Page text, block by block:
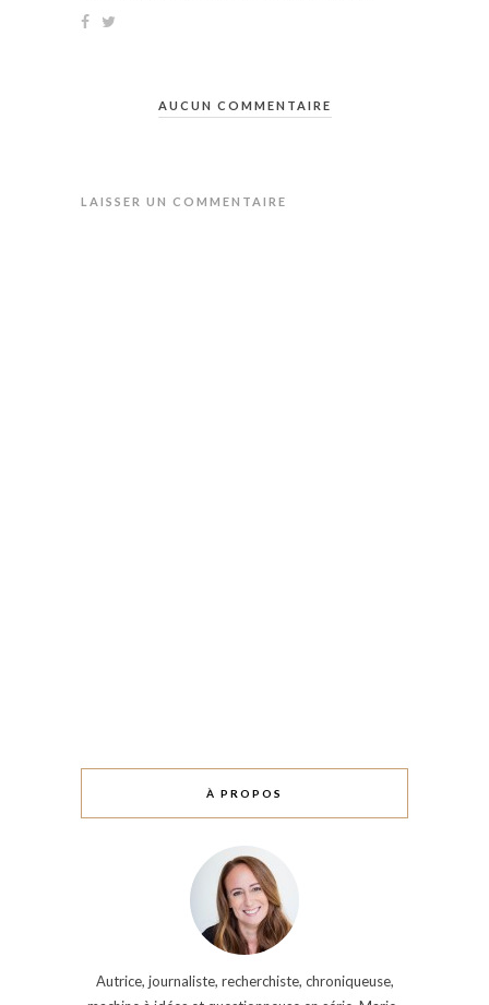
AUCUN COMMENTAIRE
LAISSER UN COMMENTAIRE
À PROPOS
Autrice, journaliste, recherchiste, chroniqueuse,